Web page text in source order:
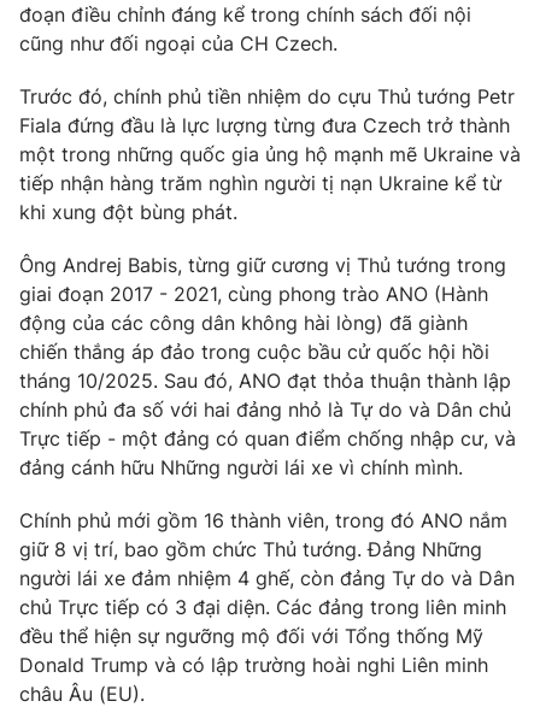
Thị trường
Tư vấn
Lịch phát sóng
Chuyên mục khác
Emagazine Podcast
Video Shorts video
VTV Money VTV Thể thao
VTV Sức khoẻ Bất động sản
Thị trường 24h Tấm lòng Việt
VTV4 Vươn mình bằng AI
VTV9 VTV8
đoạn điều chỉnh đáng kể trong chính sách đối nội
cũng như đối ngoại của CH Czech.
Trước đó, chính phủ tiền nhiệm do cựu Thủ tướng Petr
Fiala đứng đầu là lực lượng từng đưa Czech trở thành
một trong những quốc gia ủng hộ mạnh mẽ Ukraine và
tiếp nhận hàng trăm nghìn người tị nạn Ukraine kể từ
khi xung đột bùng phát.
Ông Andrej Babis, từng giữ cương vị Thủ tướng trong
giai đoạn 2017 - 2021, cùng phong trào ANO (Hành
động của các công dân không hài lòng) đã giành
chiến thắng áp đảo trong cuộc bầu cử quốc hội hồi
tháng 10/2025. Sau đó, ANO đạt thỏa thuận thành lập
chính phủ đa số với hai đảng nhỏ là Tự do và Dân chủ
Trực tiếp - một đảng có quan điểm chống nhập cư, và
đảng cánh hữu Những người lái xe vì chính mình.
Chính phủ mới gồm 16 thành viên, trong đó ANO nắm
giữ 8 vị trí, bao gồm chức Thủ tướng. Đảng Những
người lái xe đảm nhiệm 4 ghế, còn đảng Tự do và Dân
chủ Trực tiếp có 3 đại diện. Các đảng trong liên minh
đều thể hiện sự ngưỡng mộ đối với Tổng thống Mỹ
Donald Trump và có lập trường hoài nghi Liên minh
châu Âu (EU).